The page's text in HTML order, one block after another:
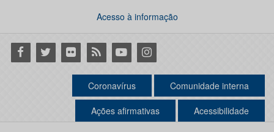
Acesso à informação
Facebook
Twitter Flickr RSS YoutubeInstagram
Coronavírus Comunidade interna
Ações afirmativas Acessibilidade